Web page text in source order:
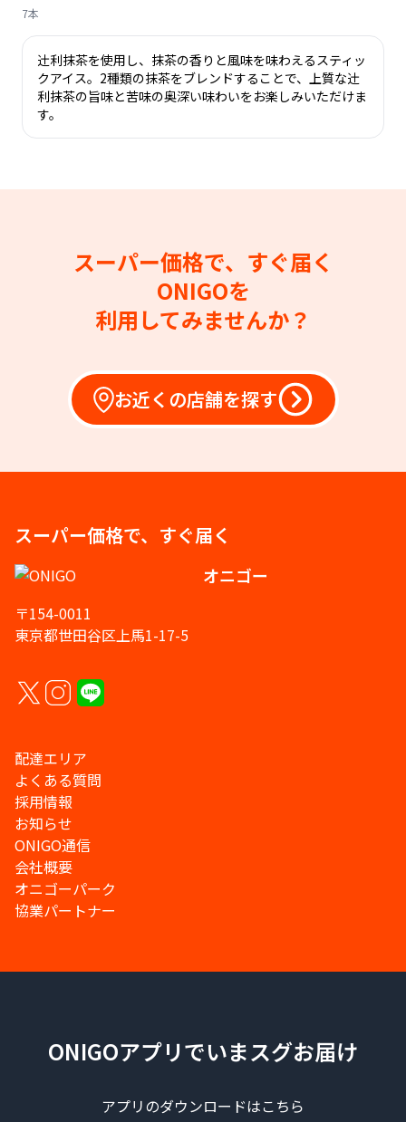
7本
辻󠄀利抹茶を使用し、抹茶の香りと風味を味わえるスティッ
クアイス。2種類の抹茶をブレンドすることで、上質な辻󠄀
利抹茶の旨味と苦味の奥深い味わいをお楽しみいただけま
す。
スーパー価格で、すぐ届く
ONIGOを
利用してみませんか？
お近くの店舗を探す
スーパー価格で、すぐ届く
オニゴー
〒154-0011
東京都世田谷区上馬1-17-5
配達エリア
よくある質問
採用情報
お知らせ
ONIGO通信
会社概要
オニゴーパーク
協業パートナー
ONIGOアプリでいまスグお届け
アプリのダウンロードはこちら